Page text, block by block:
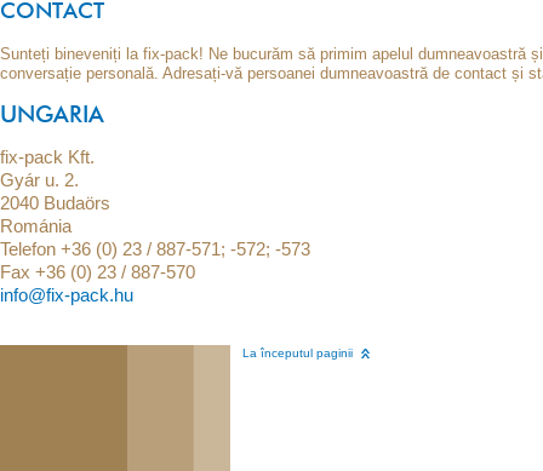
CONTACT
Sunteți bineveniți la fix-pack! Ne bucurăm să primim apelul
conversație personală. Adresați-vă persoanei dumneavoastră de contact și
UNGARIA
fix-pack Kft.
Gyár u. 2.
2040 Budaörs
Románia
Telefon +36 (0) 23 / 887-571; -572; -573
Fax +36 (0) 23 / 887-570
info@fix-pack.hu
La începutul paginii